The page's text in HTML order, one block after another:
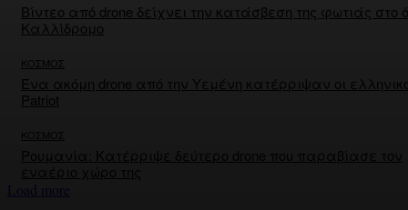
Βίντεο από drone δείχνει την κατάσβεση της φωτιάς στο
Καλλίδρομο
ΚΟΣΜΟΣ
Ένα ακόμη drone από την Υεμένη κατέρριψαν οι
Patriot
ΚΟΣΜΟΣ